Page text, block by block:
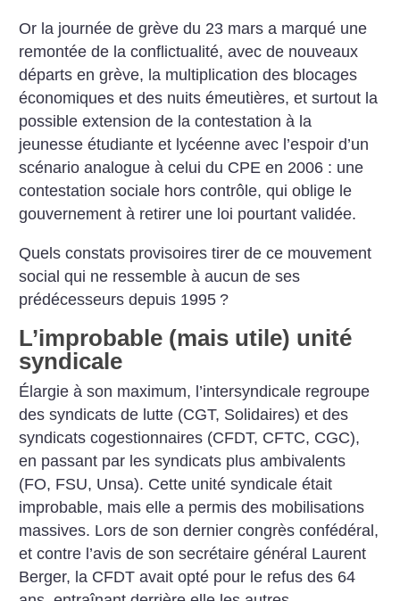
Or la journée de grève du 23 mars a marqué une
remontée de la conflictualité, avec de nouveaux
départs en grève, la multiplication des blocages
économiques et des nuits émeutières, et surtout la
possible extension de la contestation à la
jeunesse étudiante et lycéenne avec l’espoir d’un
scénario analogue à celui du CPE en 2006 : une
contestation sociale hors contrôle, qui oblige le
gouvernement à retirer une loi pourtant validée.
Quels constats provisoires tirer de ce mouvement
social qui ne ressemble à aucun de ses
prédécesseurs depuis 1995 ?
L’improbable (mais utile) unité
syndicale
Élargie à son maximum, l’intersyndicale regroupe
des syndicats de lutte (CGT, Solidaires) et des
syndicats cogestionnaires (CFDT, CFTC, CGC),
en passant par les syndicats plus ambivalents
(FO, FSU, Unsa). Cette unité syndicale était
improbable, mais elle a permis des mobilisations
massives. Lors de son dernier congrès confédéral,
et contre l’avis de son secrétaire général Laurent
Berger, la CFDT avait opté pour le refus des 64